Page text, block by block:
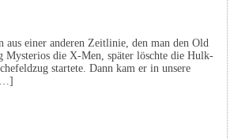
aus einer anderen Zeitlinie, den man den Old
Mysterios die X-Men, später löschte die Hulk-
startete. Dann kam er in unsere